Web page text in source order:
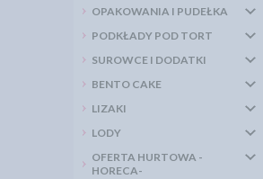
OPAKOWANIA I PUDEŁKA
PODKŁADY POD TORT
SUROWCE I DODATKI
BENTO CAKE
LIZAKI
LODY
OFERTA HURTOWA -
HORECA-